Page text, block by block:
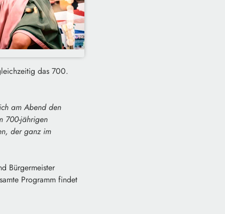
das 700.
am Abend den
700-jährigen
der ganz im
Bürgermeister
Programm findet